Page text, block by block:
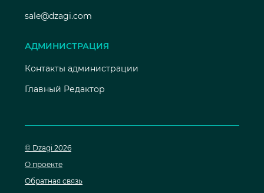
sale@dzagi.com
АДМИНИСТРАЦИЯ
Контакты администрации
Главный Редактор
© Dzagi 2026
О проекте
Обратная связь